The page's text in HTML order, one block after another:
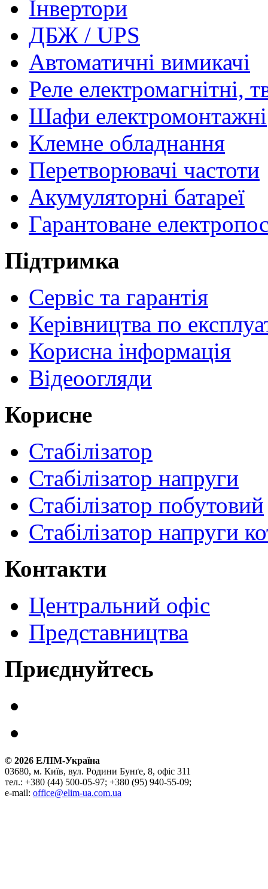
Інвертори
ДБЖ / UPS
Автоматичні вимикачі
Реле електромагнітні,
Шафи електромонтажні
Клемне обладнання
Перетворювачі частоти
Акумуляторні батареї
Гарантоване
Підтримка
Сервіс та гарантія
Керівництва по
Корисна інформація
Відеоогляди
Корисне
Стабілізатор
Стабілізатор напруги
Стабілізатор побутовий
Стабілізатор напруги
Контакти
Центральний офіс
Представництва
Приєднуйтесь
© 2026 ЕЛІМ-Україна
03680, м. Київ, вул. Родини Бунґе, 8, офіс 311
тел.: +380 (44) 500-05-97; +380 (95) 940-55-09;
e-mail: office@elim-ua.com.ua